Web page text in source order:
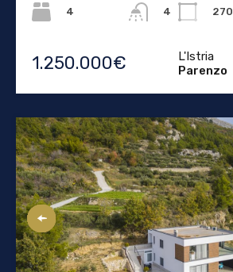
4
4
270
1.250.000€
L'Istria
Parenzo